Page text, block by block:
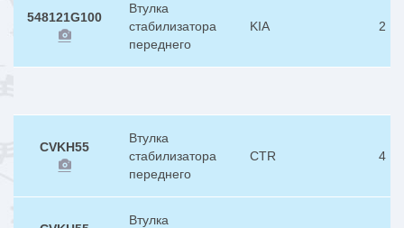
548121G100
Втулка
стабилизатора
переднего
KIA 2
CVKH55
Втулка
стабилизатора
переднего
CTR 4
Втулка